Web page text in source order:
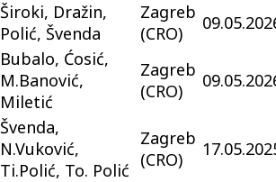
Široki, Dražin,
Polić, Švenda
Zagreb
(CRO)
Bubalo, Ćosić,
M.Banović,
Miletić
Zagreb
(CRO)
Švenda,
N.Vuković,
Ti.Polić, To. Polić
Zagreb
(CRO)